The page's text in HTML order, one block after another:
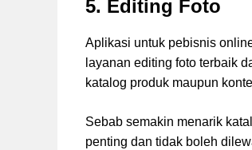
5. Editing Foto
Aplikasi untuk pebisnis
layanan editing foto terbaik
katalog produk maupun
Sebab semakin menarik
penting dan tidak boleh